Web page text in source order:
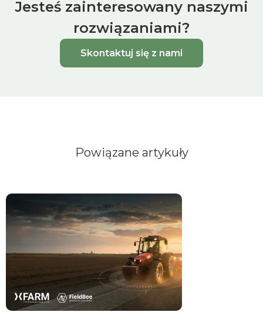
Jesteś zainteresowany naszymi
rozwiązaniami?
Skontaktuj się z nami
Powiązane artykuły